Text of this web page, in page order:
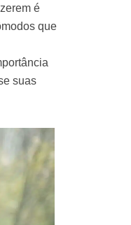
é
que
suas